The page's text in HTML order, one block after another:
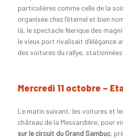
particulières comme celle de la
organisée chez l’éternel et bien
là, le spectacle féerique des
le vieux port rivalisait d’élégance
des voitures du rallye,
Mercredi 11 octobre –
Le matin suivant, les voitures et
château de la Messardière, pour
sur le circuit du Grand Sambuc,